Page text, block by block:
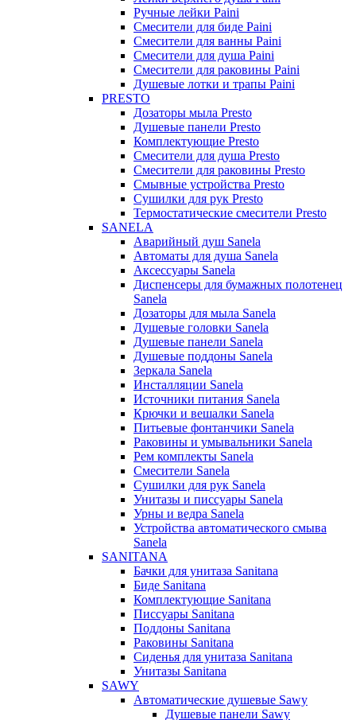
Ручные лейки Paini
Смесители для биде Paini
Смесители для ванны Paini
Смесители для душа Paini
Смесители для раковины Paini
Душевые лотки и трапы Paini
PRESTO
Дозаторы мыла Presto
Душевые панели Presto
Комплектующие Presto
Смесители для душа Presto
Смесители для раковины Presto
Смывные устройства Presto
Сушилки для рук Presto
Термостатические смесители Presto
SANELA
Аварийный душ Sanela
Автоматы для душа Sanela
Аксессуары Sanela
Диспенсеры для бумажных полотенец
Sanela
Дозаторы для мыла Sanela
Душевые головки Sanela
Душевые панели Sanela
Душевые поддоны Sanela
Зеркала Sanela
Инсталляции Sanela
Источники питания Sanela
Крючки и вешалки Sanela
Питьевые фонтанчики Sanela
Раковины и умывальники Sanela
Рем комплекты Sanela
Смесители Sanela
Сушилки для рук Sanela
Унитазы и писсуары Sanela
Урны и ведра Sanela
Устройства автоматического смыва
Sanela
SANITANA
Бачки для унитаза Sanitana
Биде Sanitana
Комплектующие Sanitana
Писсуары Sanitana
Поддоны Sanitana
Раковины Sanitana
Сиденья для унитаза Sanitana
Унитазы Sanitana
SAWY
Автоматические душевые Sawy
Душевые панели Sawy